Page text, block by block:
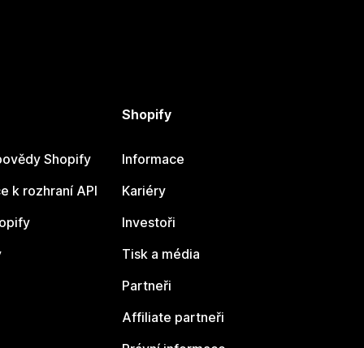
Shopify
k rozhraní API
Shopify
Informace
Kariéry
Investoři
Tisk a média
Partneři
Affiliate partneři